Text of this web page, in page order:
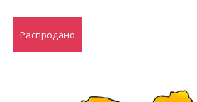
Распродано